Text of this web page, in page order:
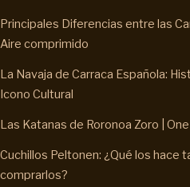
Principales Diferencias entre las
Aire comprimido
La Navaja de Carraca Española:
Icono Cultural
Las Katanas de Roronoa Zoro |
Cuchillos Peltonen: ¿Qué los hace
comprarlos?